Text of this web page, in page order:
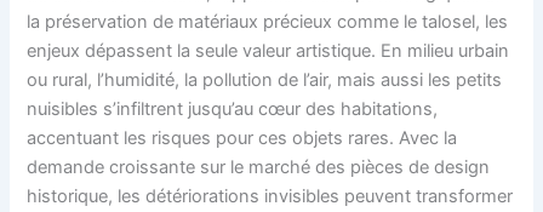
la préservation de matériaux précieux comme le talosel, les
enjeux dépassent la seule valeur artistique. En milieu urbain
ou rural, l’humidité, la pollution de l’air, mais aussi les petits
nuisibles s’infiltrent jusqu’au cœur des habitations,
accentuant les risques pour ces objets rares. Avec la
demande croissante sur le marché des pièces de design
historique, les détériorations invisibles peuvent transformer